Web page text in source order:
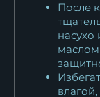
После